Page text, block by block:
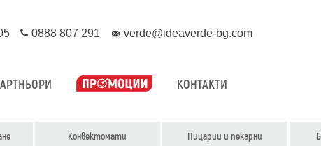
0888 807 291 verde@ideaverde-bg.com
КОНТАКТИ
Конвектомати Пицарии и пекарни